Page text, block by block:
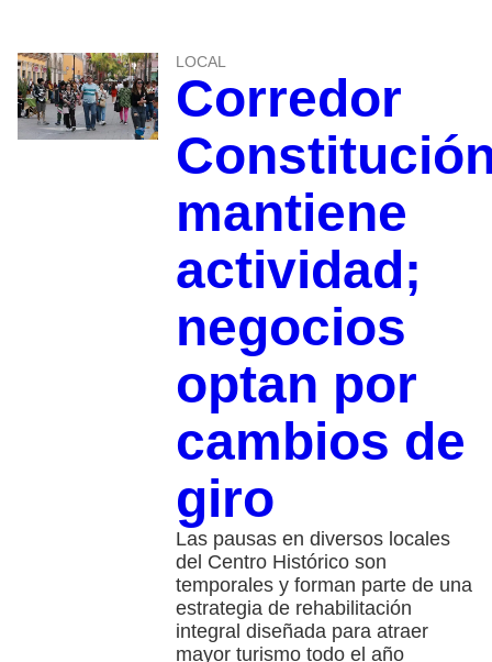
LOCAL
Corredor
mantiene
actividad;
negocios
optan por
cambios de
giro
Las pausas en diversos locales
del Centro Histórico son
temporales y forman parte de una
estrategia de rehabilitación
integral diseñada para atraer
mayor turismo todo el año